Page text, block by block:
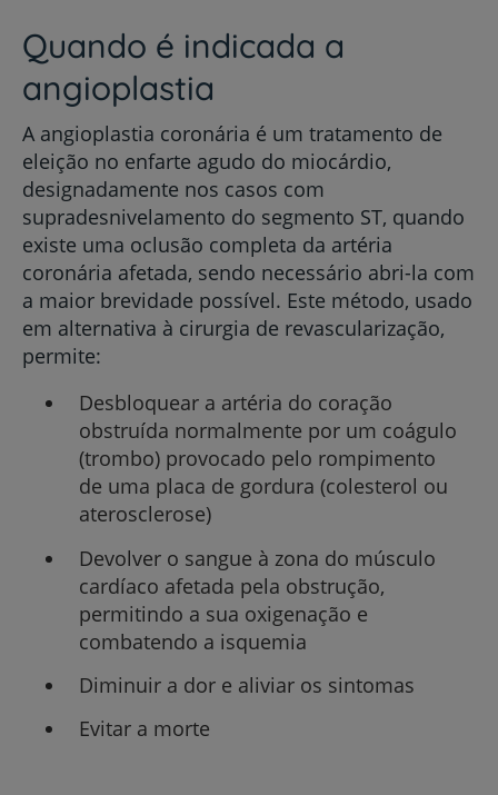
Quando é indicada a
angioplastia
A angioplastia coronária é um tratamento de
eleição no enfarte agudo do miocárdio,
designadamente nos casos com
supradesnivelamento do segmento ST, quando
existe uma oclusão completa da artéria
coronária afetada, sendo necessário abri-la com
a maior brevidade possível. Este método, usado
em alternativa à cirurgia de revascularização,
permite:
Desbloquear a artéria do coração
obstruída normalmente por um coágulo
(trombo) provocado pelo rompimento
de uma placa de gordura (colesterol ou
aterosclerose)
Devolver o sangue à zona do músculo
cardíaco afetada pela obstrução,
permitindo a sua oxigenação e
combatendo a isquemia
Diminuir a dor e aliviar os sintomas
Evitar a morte